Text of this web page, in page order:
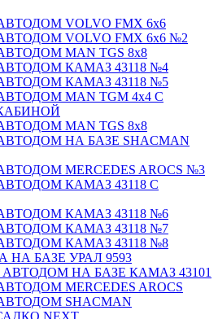
VOLVO FMX 6x6
VOLVO FMX 6x6 №2
MAN TGS 8х8
КАМАЗ 43118 №4
КАМАЗ 43118 №5
MAN TGM 4х4 С
MAN TGS 8х8
НА БАЗЕ SHACMAN
MERCEDES AROCS №3
КАМАЗ 43118 С
КАМАЗ 43118 №6
КАМАЗ 43118 №7
КАМАЗ 43118 №8
БАЗЕ УРАЛ 9593
НА БАЗЕ КАМАЗ 43101
MERCEDES AROCS
SHACMAN
NEXT